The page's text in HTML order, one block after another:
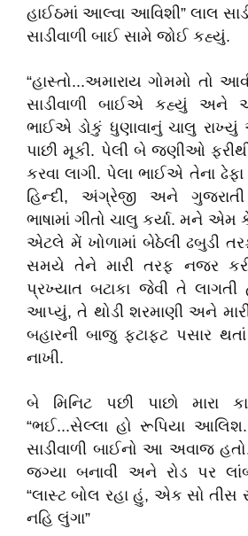
હાઈઠમાં આલ્વા આવિશી” લાલ
સાડીવાળી બાઈ સામે જોઈ કહ્યું.
“હાસ્તો...અમારાય ગોમમો તો
સાડીવાળી બાઈએ કહ્યું અને
ભાઈએ ડોકું ધુણાવાનું ચાલુ
પાછી મૂકી. પેલી બે જણીઓ
કરવા લાગી. પેલા ભાઈએ તેના ઢેફા
હિન્દી, અંગ્રેજી અને ગુજરાતી
ભાષામાં ગીતો ચાલુ કર્યા. મને
એટલે મેં ખોળામાં બેઠેલી ઢબુડી
સમયે તેને મારી તરફ નજર
પ્રખ્યાત બટાકા જેવી તે
આપ્યું, તે થોડી શરમાણી અને
બહારની બાજુ ફટાફટ પસાર
નાખી.
બે મિનિટ પછી પાછો મારા
“ભઈ...સેલ્લા હો રૂપિયા
સાડીવાળી બાઈનો આ અવાજ
જગ્યા બનાવી અને રોડ પર
“લાસ્ટ બોલ રહા હું, એક સો
નહિ લુંગા”